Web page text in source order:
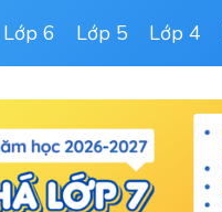
Lớp 6 Lớp 5 Lớp 4